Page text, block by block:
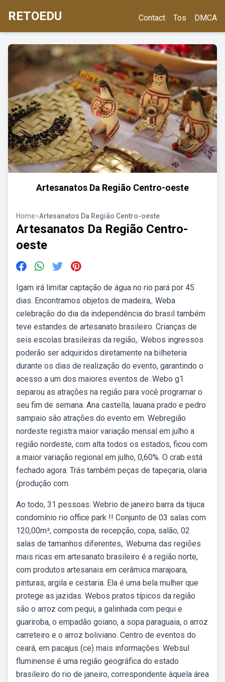
RETOEDU Contact Tos DMCA
Artesanatos Da Região Centro-oeste
Home>Artesanatos Da Região Centro-oeste
Artesanatos Da Região Centro-
oeste
Igam irá limitar captação de água no rio pará por 45
dias. Encontramos objetos de madeira,. Weba
celebração do dia da independência do brasil também
teve estandes de artesanato brasileiro. Crianças de
seis escolas brasileiras da região,. Webos ingressos
poderão ser adquiridos diretamente na bilheteria
durante os dias de realização do evento, garantindo o
acesso a um dos maiores eventos de. Webo g1
separou as atrações na região para você programar o
seu fim de semana. Ana castella, lauana prado e pedro
sampaio são atrações do evento em. Webregião
nordeste registra maior variação mensal em julho a
região nordeste, com alta todos os estados, ficou com
a maior variação regional em julho, 0,60%. O crab está
fechado agora. Trás também peças de tapeçaria, olaria
(produção com.
Ao todo, 31 pessoas. Webrio de janeiro barra da tijuca
condomínio rio office park !! Conjunto de 03 salas com
120,00m², composta de recepção, copa, salão, 02
salas de tamanhos diferentes,. Webuma das regiões
mais ricas em artesanato brasileiro é a região norte,
com produtos artesanais em cerâmica marajoara,
pinturas, argila e cestaria. Ela é uma bela mulher que
protege as jazidas. Webos pratos típicos da região
são o arroz com pequi, a galinhada com pequi e
guariroba, o empadão goiano, a sopa paraguaia, o arroz
carreteiro e o arroz boliviano. Centro de eventos do
ceará, em pacajus (ce) mais informações: Websul
fluminense é uma região geográfica do estado
brasileiro do rio de janeiro, correspondente àquela área